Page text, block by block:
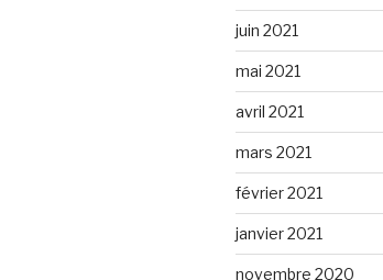
juin 2021
mai 2021
avril 2021
mars 2021
février 2021
janvier 2021
novembre 2020